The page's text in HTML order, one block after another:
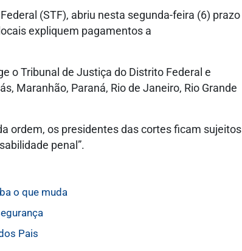
(STF), abriu nesta segunda-feira (6) prazo
expliquem pagamentos a
o Tribunal de Justiça do Distrito Federal e
Maranhão, Paraná, Rio de Janeiro, Rio Grande
ordem, os presidentes das cortes ficam sujeitos
penal”.
o que muda
Pais